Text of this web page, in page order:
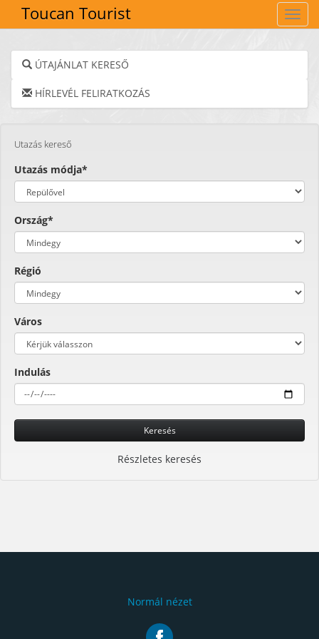
Toucan Tourist
ÚTAJÁNLAT KERESŐ
HÍRLEVÉL FELIRATKOZÁS
Utazás kereső
Utazás módja*
Ország*
Régió
Város
Indulás
Keresés
Részletes keresés
Normál nézet